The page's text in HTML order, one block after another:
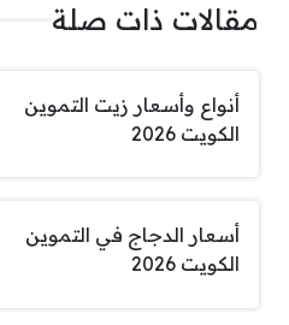
مقالات ذات صلة
أنواع وأسعار زيت التموين
الكويت 2026
أسعار الدجاج في التموين
الكويت 2026